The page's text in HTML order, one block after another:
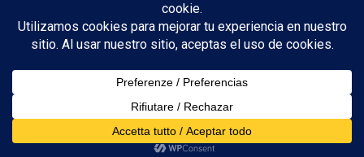
Copyright © 2025 Puntodincontro
Design by DisegnoW